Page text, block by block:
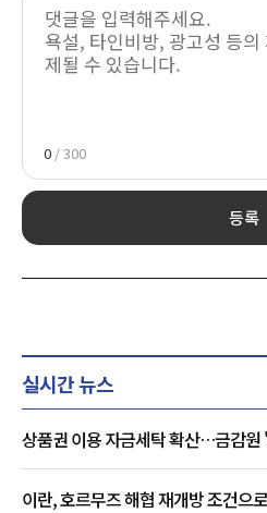
0 / 300
등록
실시간 뉴스
상품권 이용 자금세탁 확산…금감원
이란, 호르무즈 해협 재개방 조건으